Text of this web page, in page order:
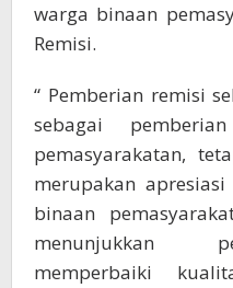
warga binaan
Remisi.
“ Pemberian remisi
sebagai
pemasyarakatan,
merupakan
binaan
menunjukkan
memperbaiki